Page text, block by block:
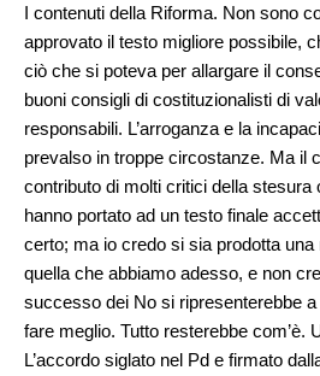
I contenuti della Riforma. Non sono
approvato il testo migliore possibile,
ciò che si poteva per allargare il
buoni consigli di costituzionalisti di
responsabili. L’arroganza e la
prevalso in troppe circostanze. Ma il
contributo di molti critici della stesura
hanno portato ad un testo finale
certo; ma io credo si sia prodotta
quella che abbiamo adesso, e non
successo dei No si ripresenterebbe a
fare meglio. Tutto resterebbe com’è.
L’accordo siglato nel Pd e firmato